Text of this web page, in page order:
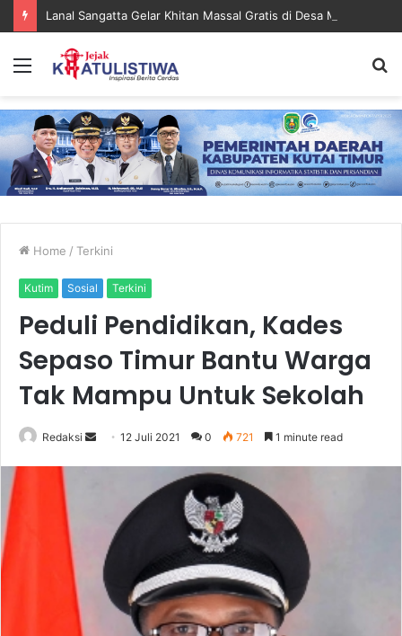
Menu
Home / Terkini
Kutim Sosial Terkini
Peduli Pendidikan, Kades
Sepaso Timur Bantu Warga
Tak Mampu Untuk Sekolah
Redaksi
Send12 Juli 2021 0 721 1 minute read